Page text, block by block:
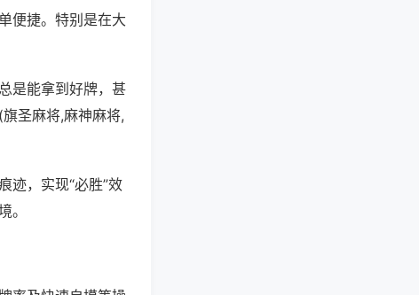
便捷。特别是在大
是能拿到好牌，甚
圣麻将,麻神麻将,
迹，实现“必胜”效
。